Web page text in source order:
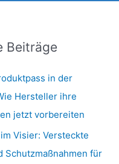
Beiträge
in der
Hersteller ihre
jetzt vorbereiten
Visier: Versteckte
Schutzmaßnahmen für